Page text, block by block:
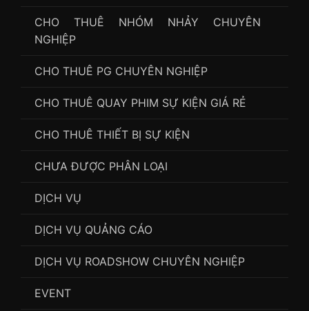
CHO THUÊ NHÓM NHẢY CHUYÊN
NGHIỆP
CHO THUÊ PG CHUYÊN NGHIỆP
CHO THUÊ QUAY PHIM SỰ KIỆN GIÁ RẺ
CHO THUÊ THIẾT BỊ SỰ KIỆN
CHƯA ĐƯỢC PHÂN LOẠI
DỊCH VỤ
DỊCH VỤ QUẢNG CÁO
DỊCH VỤ ROADSHOW CHUYÊN NGHIỆP
EVENT